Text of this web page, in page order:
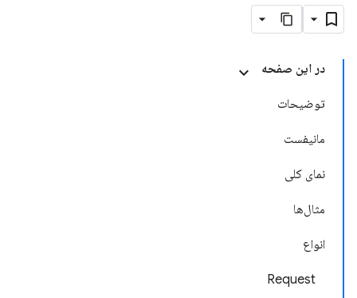
در این صفحه
توضیحات
مانیفست
نمای کلی
مثال‌ها
انواع
Request